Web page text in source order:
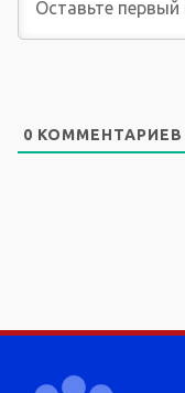
0 КОММЕНТАРИЕВ